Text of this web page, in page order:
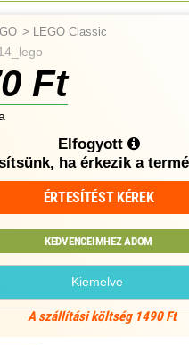
> LEGO Classic
Ft
Elfogyott
ha érkezik a
ÉRTESÍTÉST KÉREK
KEDVENCEIMHEZ ADOM
Kiemelve
A szállítási költség 1490 Ft